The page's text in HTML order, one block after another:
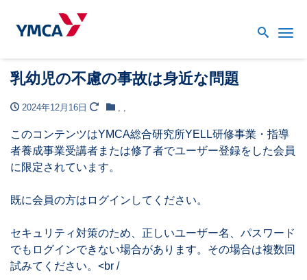
乳幼児の不慮の事故は身近な問題
2024年12月16日
このコンテンツはYMCA総合研究所YELL研修事業・指導
者養成事業受講者または修了者でユーザー登録をした会員
に限定されています。
既に会員の方はログインしてください。
セキュリティ対策のため、正しいユーザー名、パスワード
でもログインできない場合があります。その場合は複数回
試みてください。<br /